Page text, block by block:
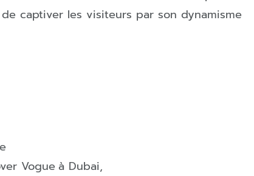
captiver les visiteurs par son dynamisme
Vogue à Dubai,